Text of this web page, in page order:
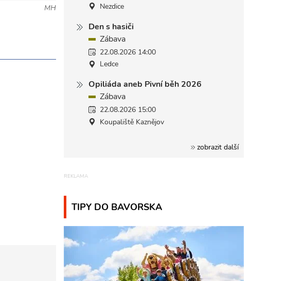
MH
Nezdice
Den s hasiči
Zábava
22.08.2026 14:00
Ledce
Opiliáda aneb Pivní běh 2026
Zábava
22.08.2026 15:00
Koupaliště Kaznějov
zobrazit další
TIPY DO BAVORSKA